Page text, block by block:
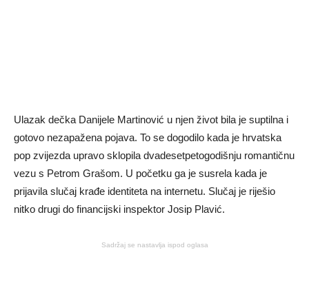
Ulazak dečka Danijele Martinović u njen život bila je suptilna i
gotovo nezapažena pojava. To se dogodilo kada je hrvatska
pop zvijezda upravo sklopila dvadesetpetogodišnju romantičnu
vezu s Petrom Grašom. U početku ga je susrela kada je
prijavila slučaj krađe identiteta na internetu. Slučaj je riješio
nitko drugi do financijski inspektor Josip Plavić.
Sadržaj se nastavlja ispod oglasa